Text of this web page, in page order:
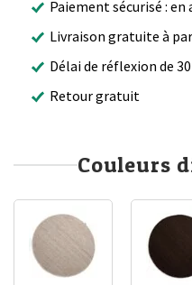
Paiement sécurisé : en
Livraison gratuite à
Délai de réflexion de
Retour gratuit
Couleurs